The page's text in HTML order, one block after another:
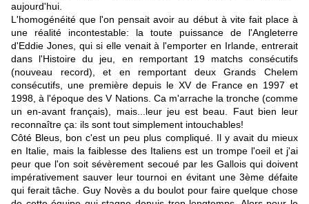
aujourd'hui.
L'homogénéité que l'on pensait avoir au début à vite fait place à
une réalité incontestable: la toute puissance de l'Angleterre
d'Eddie Jones, qui si elle venait à l'emporter en Irlande, entrerait
dans l'Histoire du jeu, en remportant 19 matchs consécutifs
(nouveau record), et en remportant deux Grands Chelem
consécutifs, une première depuis le XV de France en 1997 et
1998, à l'époque des V Nations. Ca m'arrache la tronche (comme
un en-avant français), mais...leur jeu est beau. Faut bien leur
reconnaître ça: ils sont tout simplement intouchables!
Côté Bleus, bon c'est un peu plus compliqué. Il y avait du mieux
en Italie, mais la faiblesse des Italiens est un trompe l'oeil et j'ai
peur que l'on soit sévèrement secoué par les Gallois qui doivent
impérativement sauver leur tournoi en évitant une 3ème défaite
qui ferait tâche. Guy Novès a du boulot pour faire quelque chose